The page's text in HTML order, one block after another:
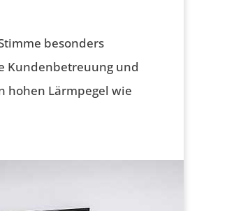
besonders
Kundenbetreuung und
hohen Lärmpegel wie